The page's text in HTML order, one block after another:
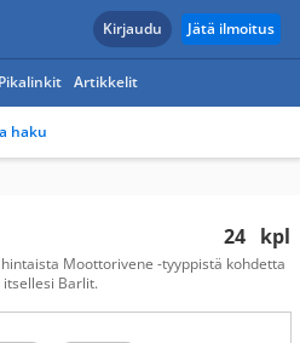
Kirjaudu Jätä ilmoitus
Pikalinkit Artikkelit
haku
24 kpl
Moottorivene -tyyppistä kohdetta
Barlit.